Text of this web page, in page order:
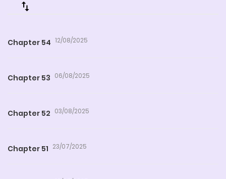
Chapter 54 12/08/2025
Chapter 53 06/08/2025
Chapter 52 03/08/2025
Chapter 51 23/07/2025